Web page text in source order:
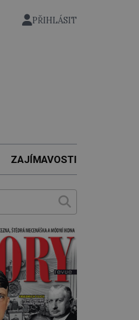
město Nagasaki.
PŘIHLÁSIT
ZAJÍMAVOSTI